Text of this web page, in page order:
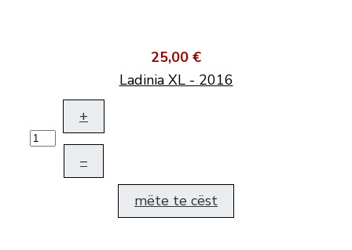
25,00 €
Ladinia XL - 2016
+
–
mëte te cëst